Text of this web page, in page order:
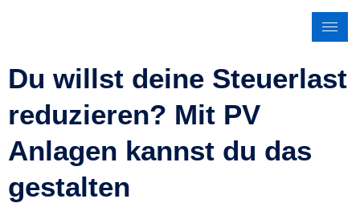
Du willst deine Steuerlast
reduzieren? Mit PV
Anlagen kannst du das
gestalten